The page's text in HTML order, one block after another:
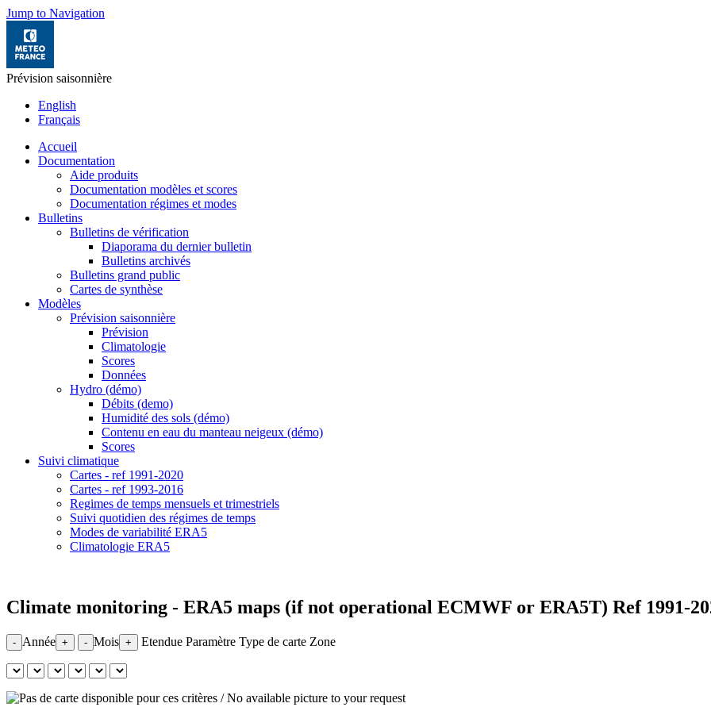
Jump to Navigation
Prévision saisonnière
English
Français
Accueil
Documentation
Aide produits
Documentation modèles et scores
Documentation régimes et modes
Bulletins
Bulletins de vérification
Diaporama du dernier bulletin
Bulletins archivés
Bulletins grand public
Cartes de synthèse
Modèles
Prévision saisonnière
Prévision
Climatologie
Scores
Données
Hydro (démo)
Débits (demo)
Humidité des sols (démo)
Contenu en eau du manteau neigeux (démo)
Scores
Suivi climatique
Cartes - ref 1991-2020
Cartes - ref 1993-2016
Regimes de temps mensuels et trimestriels
Suivi quotidien des régimes de temps
Modes de variabilité ERA5
Climatologie ERA5
Climate monitoring - ERA5 maps (if not operational ECMWF or ERA5T) Ref 1991-
- Année + - Mois + Etendue Paramètre Type de carte Zone